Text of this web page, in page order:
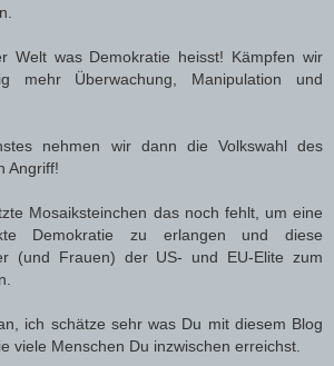
Welt was Demokratie heisst! Kämpfen wir
mehr Überwachung, Manipulation und
nehmen wir dann die Volkswahl des
Angriff!
Mosaiksteinchen das noch fehlt, um eine
Demokratie zu erlangen und diese
(und Frauen) der US- und EU-Elite zum
ich schätze sehr was Du mit diesem Blog
viele Menschen Du inzwischen erreichst.